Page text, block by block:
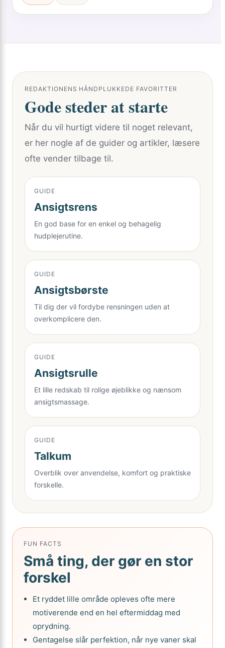
REDAKTIONENS HÅNDPLUKKEDE FAVORITTER
Gode steder at starte
Når du vil hurtigt videre til noget relevant,
er her nogle af de guider og artikler, læsere
ofte vender tilbage til.
GUIDE
Ansigtsrens
En god base for en enkel og behagelig
hudplejerutine.
GUIDE
Ansigtsbørste
Til dig der vil fordybe rensningen uden at
overkomplicere den.
GUIDE
Ansigtsrulle
Et lille redskab til rolige øjeblikke og nænsom
ansigtsmassage.
GUIDE
Talkum
Overblik over anvendelse, komfort og praktiske
forskelle.
FUN FACTS
Små ting, der gør en stor
forskel
Et ryddet lille område opleves ofte mere
motiverende end en hel eftermiddag med
oprydning.
Gentagelse slår perfektion, når nye vaner skal